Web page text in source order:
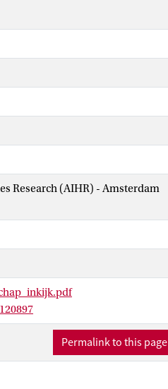
Research (AIHR) - Amsterdam
Permalink to this page